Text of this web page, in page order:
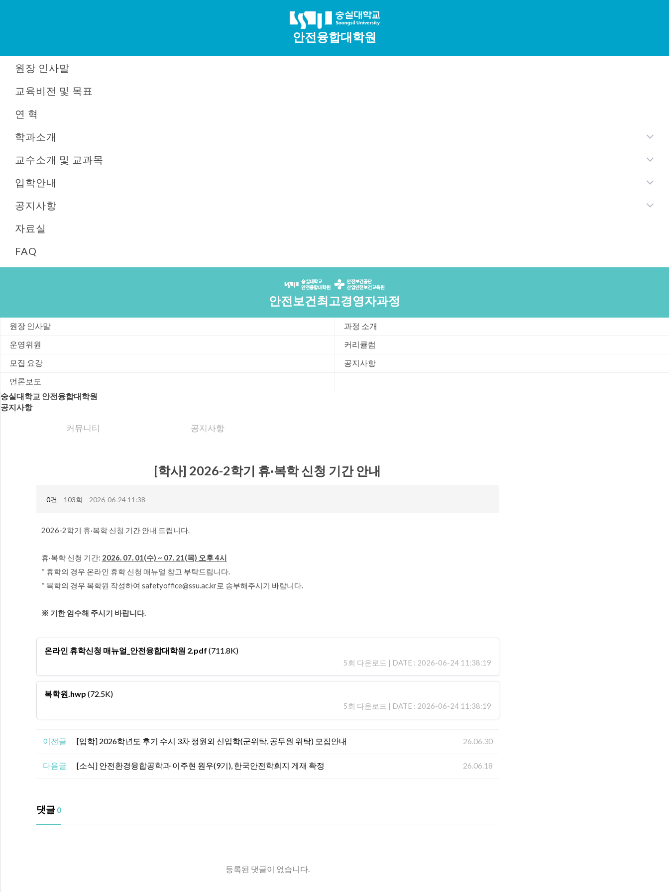
안전융합대학원
원장 인사말
교육비전 및 목표
연 혁
학과소개
교수소개 및 교과목
입학안내
공지사항
자료실
FAQ
안전보건최고경영자과정
원장 인사말
과정 소개
운영위원
커리큘럼
모집 요강
공지사항
언론보도
숭실대학교 안전융합대학원
공지사항
커뮤니티 공지사항
[학사] 2026-2학기 휴·복학 신청 기간 안내
0건 103회 2026-06-24 11:38
2026-2학기 휴·복학 신청 기간 안내 드립니다.
휴·복학 신청 기간: 2026. 07. 01(수) ~ 07. 21(목) 오후 4시
* 휴학의 경우 온라인 휴학 신청 매뉴얼 참고 부탁드립니다.
* 복학의 경우 복학원 작성하여 safetyoffice@ssu.ac.kr로 송부해주시기 바랍니다.
※ 기한 엄수해 주시기 바랍니다.
온라인 휴학신청 매뉴얼_안전융합대학원 2.pdf (711.8K)
5회 다운로드 | DATE : 2026-06-24 11:38:19
복학원.hwp (72.5K)
5회 다운로드 | DATE : 2026-06-24 11:38:19
이전글 [입학] 2026학년도 후기 수시 3차 정원외 신입학(군위탁, 공무원 위탁) 모집안내 26.06.30
다음글 [소식] 안전환경융합공학과 이주현 원우(9기), 한국안전학회지 게재 확정 26.06.18
댓글0
등록된 댓글이 없습니다.